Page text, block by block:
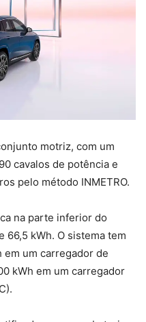
motriz, com um
cavalos de potência e
pelo método INMETRO.
na parte inferior do
66,5 kWh. O sistema tem
em um carregador de
kWh em um carregador